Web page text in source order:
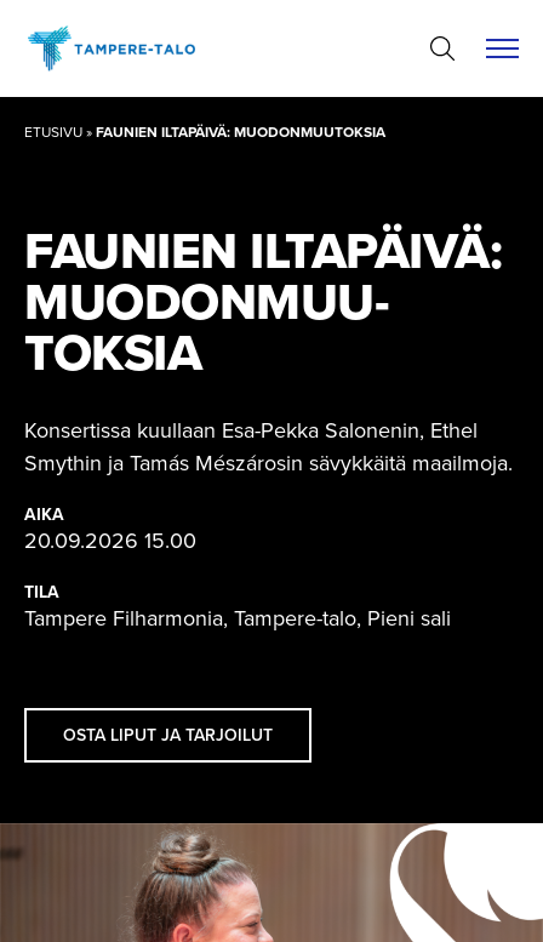
sisältöön
ETUSIVU»FAUNIEN ILTAPÄIVÄ: MUODONMUUTOKSIA
FAUNIEN ILTAPÄIVÄ:
MUODONMUU­
TOKSIA
Konsertissa kuullaan Esa-Pekka Salonenin, Ethel
Smythin ja Tamás Mészárosin sävykkäitä maailmoja.
AIKA
20.09.2026 15.00
TILA
Tampere Filharmonia, Tampere-talo, Pieni sali
OSTA LIPUT JA TARJOILUT